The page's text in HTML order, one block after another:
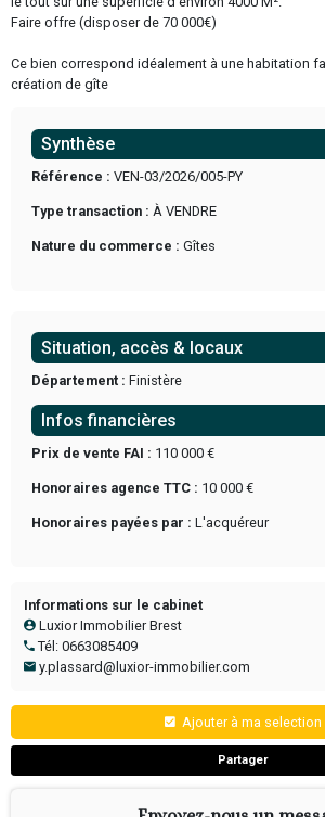
commodités, maison de ferme à
l'habitation principale, une
Faire offre (disposer de 70 000€)
création de gîte
Référence :VEN-03/2026/005-PY
Type transaction :À VENDRE
Nature du commerce :Gîtes